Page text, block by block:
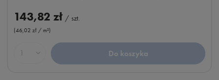
143,82 zł / szt.
(46,02 zł / m²)
Ilość produktów Do koszyka